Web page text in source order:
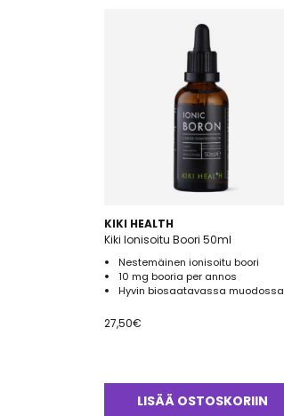
KIKI HEALTH
Kiki Ionisoitu Boori 50ml
Nestemäinen ionisoitu boori
10 mg booria per annos
Hyvin biosaatavassa muodossa
27,50€
LISÄÄ OSTOSKORIIN